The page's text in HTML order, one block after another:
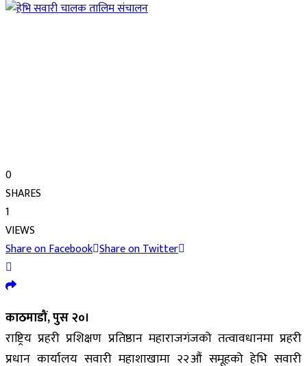
0
SHARES
1
VIEWS
Share on Facebook Share on Twitter
काठमाडौं, पुस २०।
राष्ट्रिय प्रहरी प्रशिक्षण प्रतिष्ठान महाराजगंजको तत्वावधानमा प्रहरी
प्रधान कार्यालय सवारी महाशाखामा २२औं समूहको हेभि सवारी